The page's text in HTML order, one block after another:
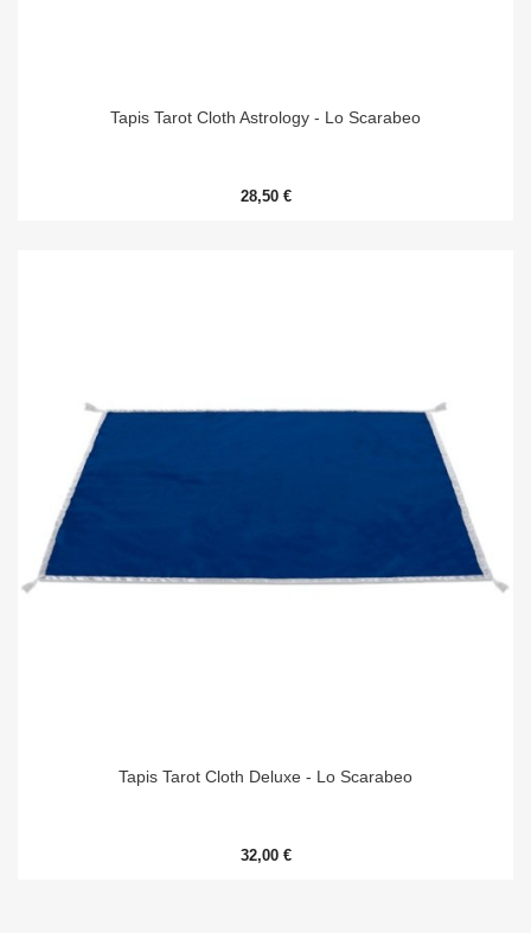
Tapis Tarot Cloth Astrology - Lo Scarabeo
28,50 €
Tapis Tarot Cloth Deluxe - Lo Scarabeo
32,00 €